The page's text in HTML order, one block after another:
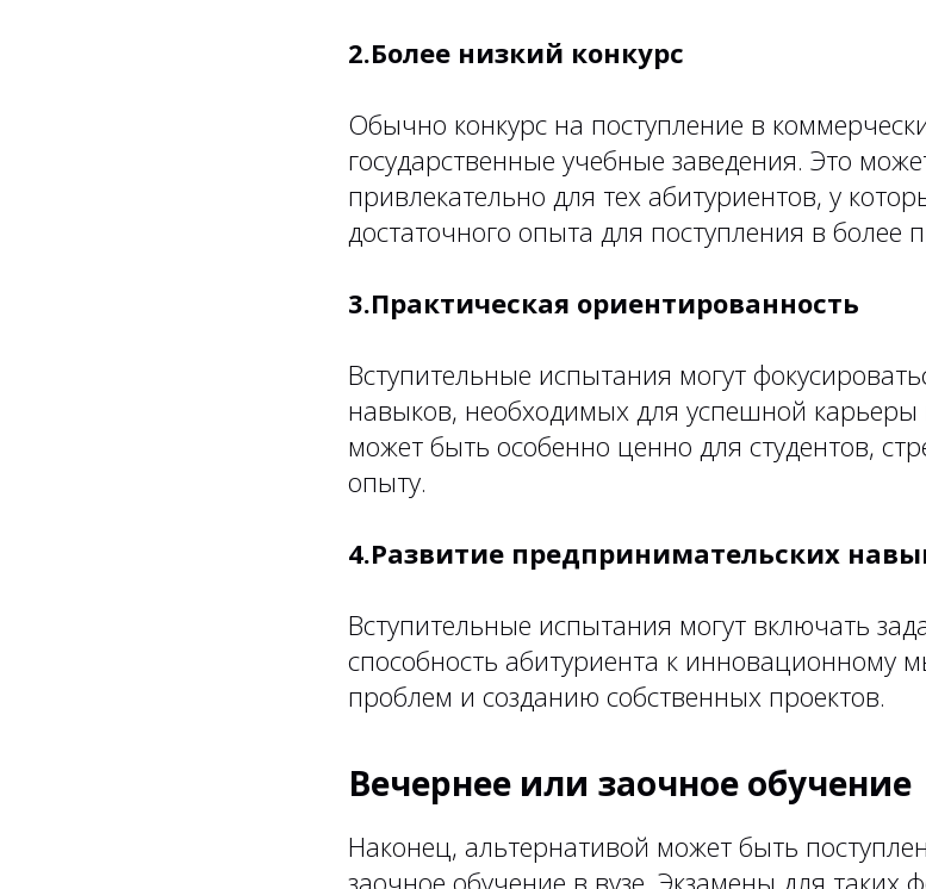
2.Более низкий конкурс
Обычно конкурс на поступление в
государственные учебные заведения. Это
привлекательно для тех абитуриентов, у
достаточного опыта для поступления в более
3.Практическая ориентированность
Вступительные испытания могут
навыков, необходимых для успешной карьеры
может быть особенно ценно для студентов,
опыту.
4.Развитие предпринимательских
Вступительные испытания могут включать
способность абитуриента к
проблем и созданию собственных проектов.
Вечернее или заочное обучение
Наконец, альтернативой может быть
заочное обучение в вузе. Экзамены для